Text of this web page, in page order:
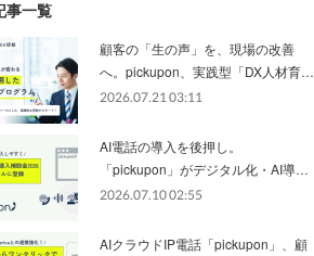
事一覧
顧客の「生の声」を、現場の改善
へ。pickupon、実践型「DX人材育…
2026.07.21 03:11
AI電話の導入を後押し。
「pickupon」がデジタル化・AI導…
2026.07.10 02:55
AIクラウドIP電話「pickupon」、顧